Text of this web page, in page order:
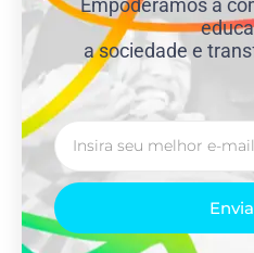
Empoderamos a
a sociedade e